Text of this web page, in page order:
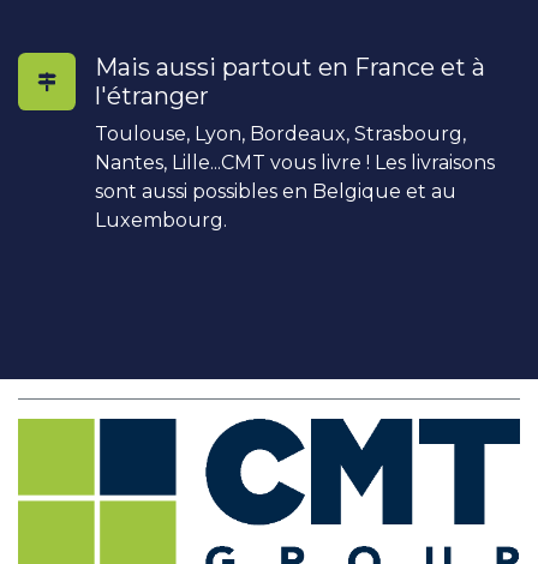
Mais aussi partout en France et à
l'étranger
Toulouse, Lyon, Bordeaux, Strasbourg,
Nantes, Lille...CMT vous livre ! Les livraisons
sont aussi possibles en Belgique et au
Luxembourg.